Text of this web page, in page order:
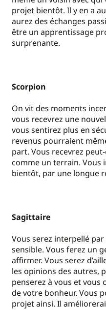
projet bientôt. Il y en a
aurez des échanges
être un apprentissage
surprenante.
Scorpion
On vit des moments
vous recevrez une
vous sentirez plus en
revenus pourraient
part. Vous recevrez
comme un terrain. Vous
bientôt, par une longue
Sagittaire
Vous serez interpellé
sensible. Vous ferez un
affirmer. Vous serez
les opinions des autres,
penserez à vous et vous
de votre bonheur. Vous
projet ainsi. Il